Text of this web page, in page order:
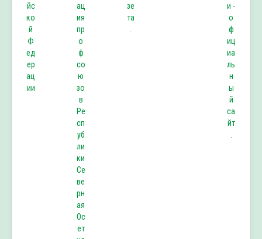
йс
ко
й
Ф
ед
ер
ац
ии
ац
ия
пр
о
ф
со
ю
зо
в
Ре
сп
уб
ли
ки
Се
ве
рн
ая
Ос
ет
зе
та
и -
о
ф
иц
иа
ль
н
ы
й
са
йт